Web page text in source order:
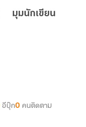
มุมนักเขียน
อีบุ๊ก0 คนติดตาม